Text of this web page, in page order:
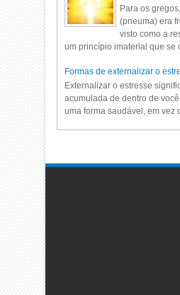
Para os
(pneuma) era
visto como a
um princípio imaterial que se
Formas de externalizar o
Externalizar o estresse
acumulada de dentro de
uma forma saudável, em vez